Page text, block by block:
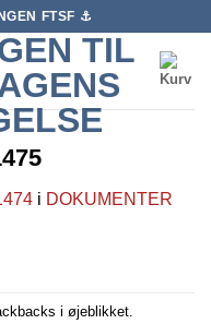
FTSF ⚓️
i DOKUMENTER
i øjeblikket.